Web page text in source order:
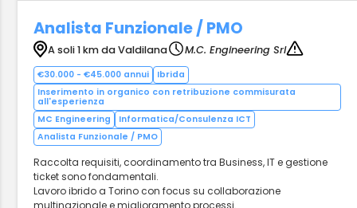
Analista Funzionale / PMO
A soli 1 km da Valdilana M.C. Engineering Srl
€30.000 - €45.000 annui
Ibrida
Inserimento in organico con retribuzione commisurata
all'esperienza
MC Engineering
Informatica/Consulenza ICT
Analista Funzionale / PMO
Raccolta requisiti, coordinamento tra Business, IT e gestione
ticket sono fondamentali.
Lavoro ibrido a Torino con focus su collaborazione
multinazionale e miglioramento processi.